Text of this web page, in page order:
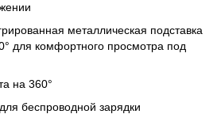
металлическая подставка
для комфортного просмотра под
на 360°
беспроводной зарядки